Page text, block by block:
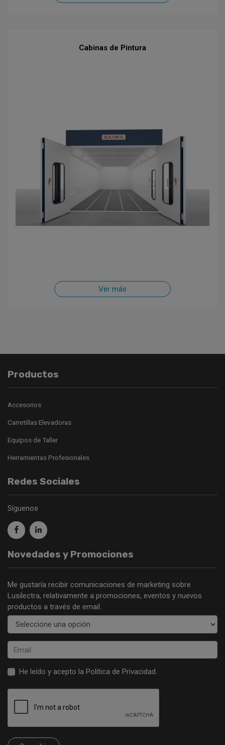
Cabinas de Pintura
Ver más
Productos
Accesorios
Carretillas Elevadoras
Equipos de Taller
Herramientas Profesionales
Redes Sociales
Síguenos
Novedades y Promociones
Me gustaría recibir comunicaciones de marketing sobre
Lusilectra, relativamente a promociones, eventos y nuevos
productos a través de email.
He leído y acepto la Política de Privacidad.